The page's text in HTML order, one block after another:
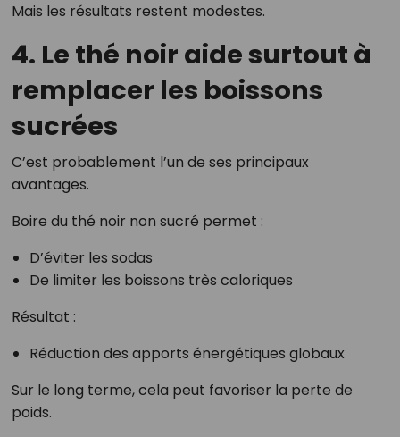
Mais les résultats restent modestes.
4. Le thé noir aide surtout à
remplacer les boissons
sucrées
C’est probablement l’un de ses principaux
avantages.
Boire du thé noir non sucré permet :
D’éviter les sodas
De limiter les boissons très caloriques
Résultat :
Réduction des apports énergétiques globaux
Sur le long terme, cela peut favoriser la perte de
poids.